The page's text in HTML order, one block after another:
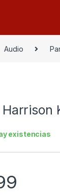
Audio
existencias